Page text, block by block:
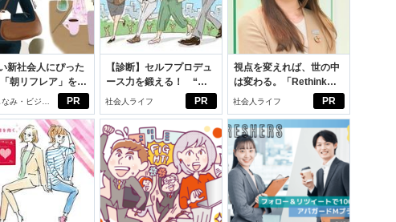
PR
新社会人にぴった
朝リフレア」をは
う。しっかりニオ
アして24時間快適。
み・ビジネ
テム
PR
【診断】セルフプロデュ
ース力を鍛える！ “ジ
ブン観”診断
社会人ライフ PR
視点を変えれば、世の中
は変わる。「Rethink
PROJECT」がつたえた
社会人ライフ